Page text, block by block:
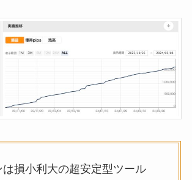
は損小利大の超安定型ツール